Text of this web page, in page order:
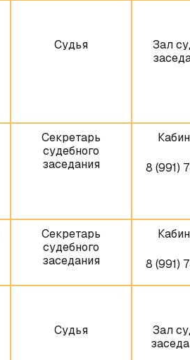
Судья
Зал
Секретарь
судебного
заседания
8 (991)
Секретарь
судебного
заседания
8 (991)
Судья
Зал